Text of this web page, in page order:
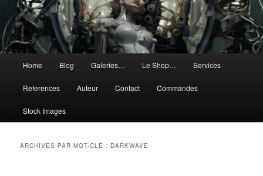
principal
Home Blog Galeries… Le Shop… Services
References Auteur Contact Commandes
Stock Images
ARCHIVES PAR MOT-CLÉ : DARKWAVE